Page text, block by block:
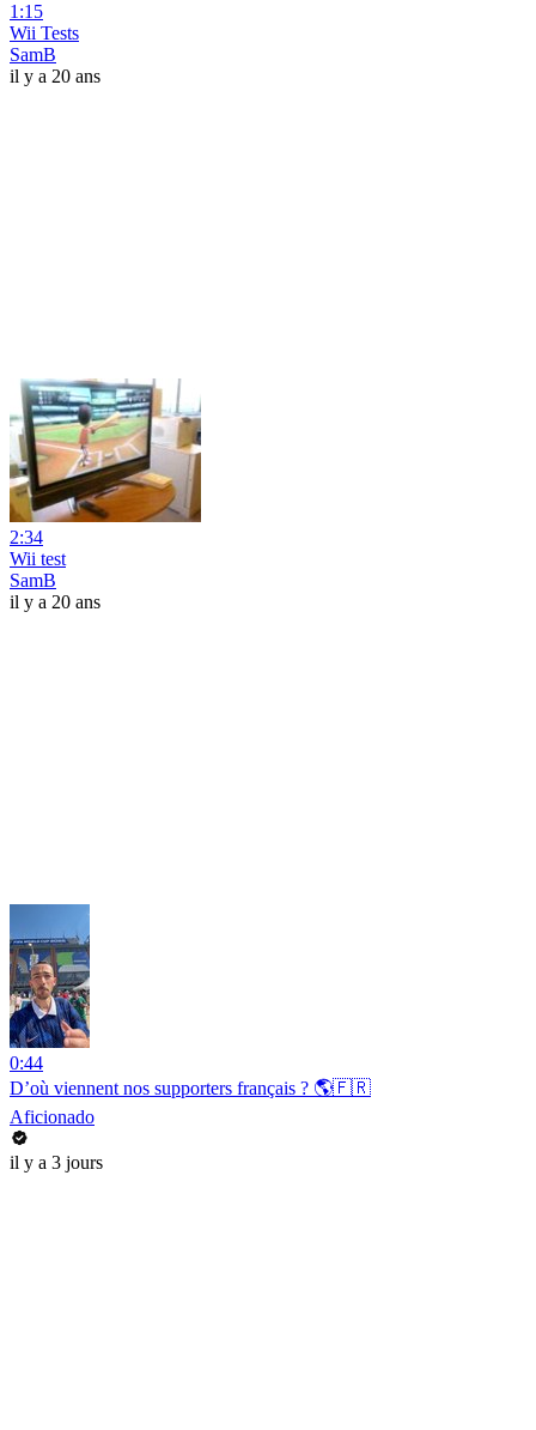
1:15
Wii Tests
SamB
il y a 20 ans
2:34
Wii test
SamB
il y a 20 ans
0:44
D’où viennent nos supporters français ? 🌎🇫🇷
Aficionado
il y a 3 jours